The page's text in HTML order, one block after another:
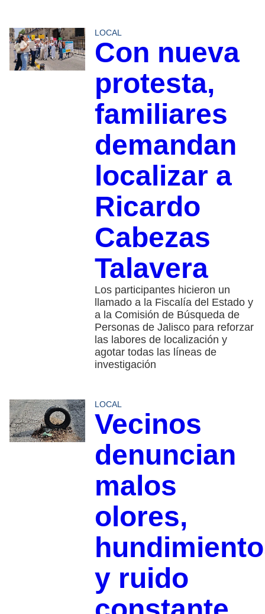
LOCAL
Con nueva
protesta,
familiares
demandan
localizar a
Ricardo
Cabezas
Talavera
Los participantes hicieron un
llamado a la Fiscalía del Estado y
a la Comisión de Búsqueda de
Personas de Jalisco para reforzar
las labores de localización y
agotar todas las líneas de
investigación
LOCAL
Vecinos
denuncian
malos
olores,
y ruido